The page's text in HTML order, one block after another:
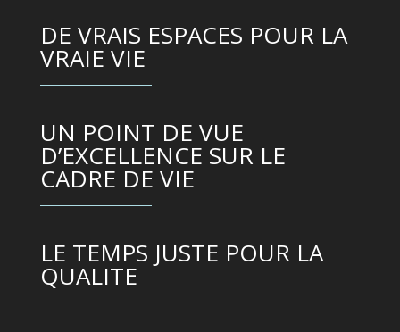
DE VRAIS ESPACES POUR LA
VRAIE VIE
UN POINT DE VUE
D’EXCELLENCE SUR LE
CADRE DE VIE
LE TEMPS JUSTE POUR LA
QUALITE